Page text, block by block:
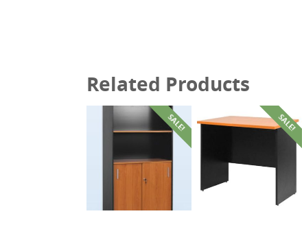
Related Products
SALE! SALE!